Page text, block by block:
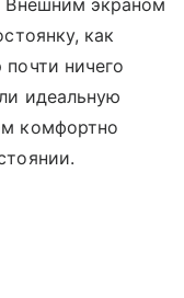
как
ничего
идеальную
комфортно